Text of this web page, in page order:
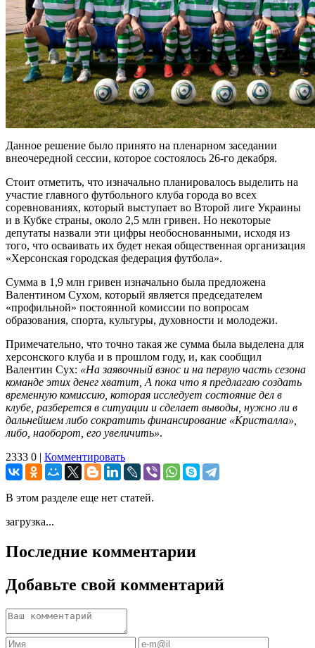
Данное решение было принято на пленарном заседании
внеочередной сессии, которое состоялось 26-го декабря.
Стоит отметить, что изначально планировалось выделить на
участие главного футбольного клуба города во всех
соревнованиях, который выступает во Второй лиге Украины
и в Кубке страны, около 2,5 млн гривен. Но некоторые
депутаты назвали эти цифры необоснованными, исходя из
того, что осваивать их будет некая общественная организация
«Херсонская городская федерация футбола».
Сумма в 1,9 млн гривен изначально была предложена
Валентином Сухом, который является председателем
«профильной» постоянной комиссии по вопросам
образования, спорта, культуры, духовности и молодежи.
Примечательно, что точно такая же сумма была выделена для
херсонского клуба и в прошлом году, и, как сообщил
Валентин Сух: «На заявочный взнос и на первую часть сезона
команде этих денег хватит, А пока что я предлагаю создать
временную комиссию, которая исследует состояние дел в
клубе, разберется в ситуации и сделает выводы, нужно ли в
дальнейшем либо сократить финансирование «Кристалла»,
либо, наоборот, его увеличить».
2333 0 | Комментировать
В этом разделе еще нет статей.
загрузка...
Последние комментарии
Добавьте свой комментарий